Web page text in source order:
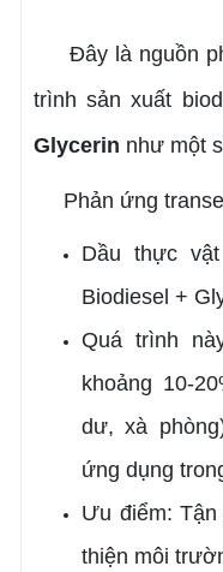
Đây là nguồn
trình sản xuất
Glycerin như một
Phản ứng
Dầu thực
Biodiesel +
Quá trình
khoảng 10-
dư, xà
ứng dụng
Ưu điểm:
thiện môi